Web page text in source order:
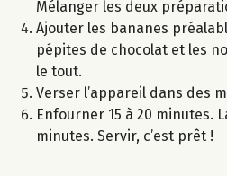
Mélanger les deux
Ajouter les bananes
pépites de chocolat et les
le tout.
Verser l’appareil dans des
Enfourner 15 à 20 minutes.
minutes. Servir, c’est prêt !